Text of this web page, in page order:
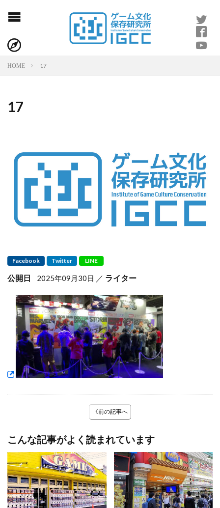
HOME 17
17
Facebook Twitter LINE
公開日 2025年09月30日 ライター
《前の記事へ
こんな記事がよく読まれています